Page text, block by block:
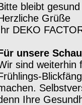
bleibt
Grüße
DEKO
unsere
sind weiterhin
Ihre